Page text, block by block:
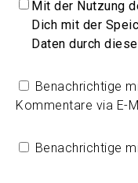
Mit der Nutzung
Dich mit der
Daten durch
Benachrichtige
Kommentare via E-
Benachrichtige